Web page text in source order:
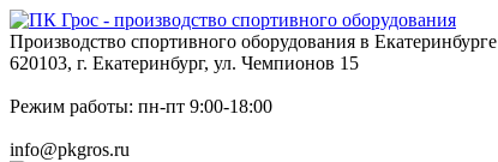
Производство спортивного оборудования в Екатеринбурге
620103, г. Екатеринбург, ул. Чемпионов 15
Режим работы: пн-пт 9:00-18:00
info@pkgros.ru